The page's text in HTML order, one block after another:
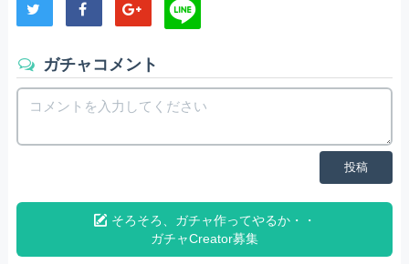
ガチャコメント
投稿
そろそろ、ガチャ作ってやるか・・
ガチャCreator募集